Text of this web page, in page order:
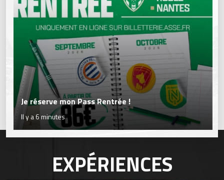
Je réserve mon Pass Rentrée !
Il y a 6 minutes
EXPÉRIENCES